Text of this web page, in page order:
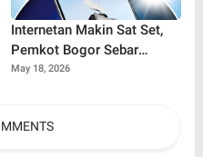
Internetan Makin Sat Set,
Pemkot Bogor Sebar
Puluhan Titik Wifi Gratis
May 18, 2026